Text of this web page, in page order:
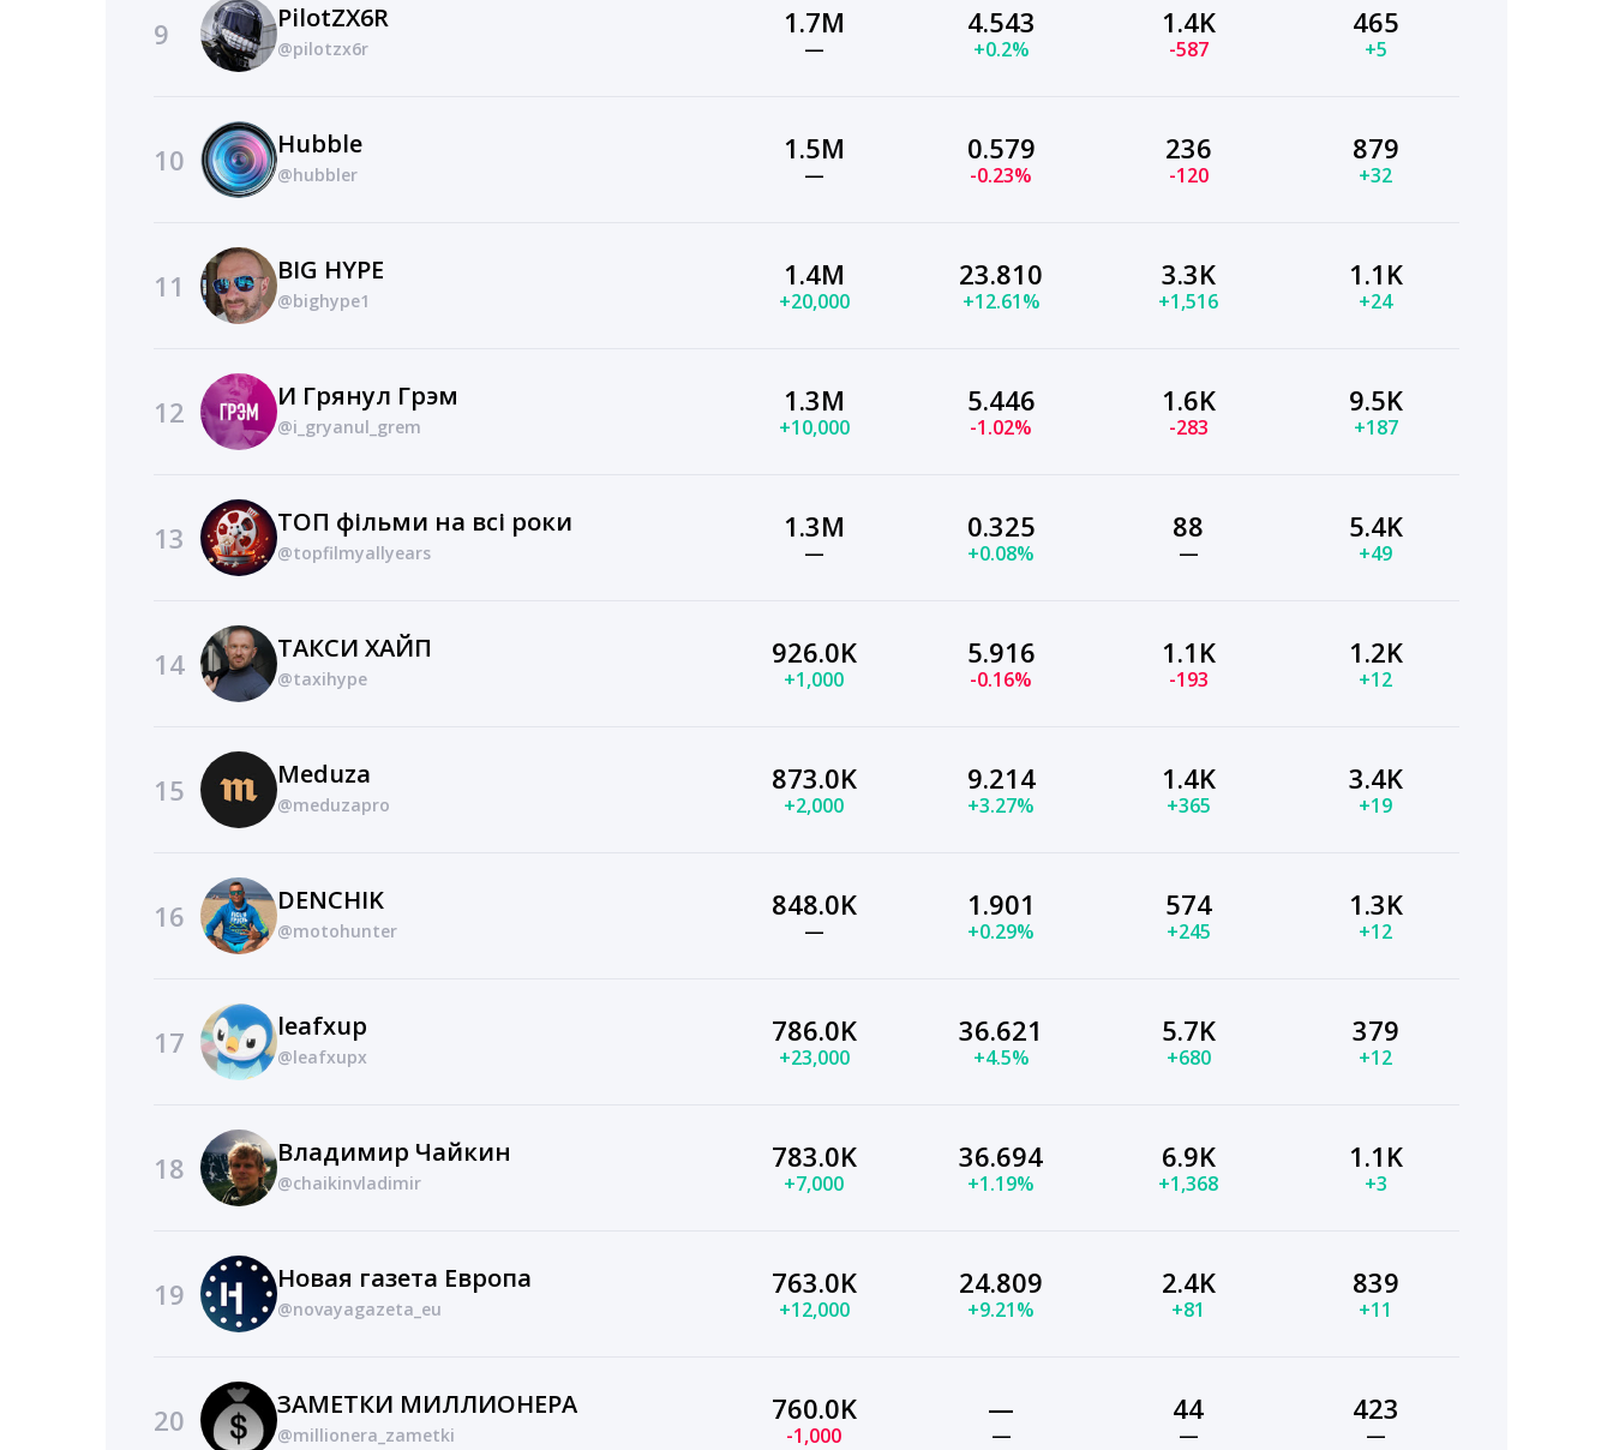
9 PilotZX6R
@pilotzx6r
1.7M
—
4.543
+0.2%
1.4K
-587
465
+5
10 Hubble
@hubbler
1.5M
—
0.579
-0.23%
236
-120
879
+32
11 BIG HYPE
@bighype1
1.4M
+20,000
23.810
+12.61%
3.3K
+1,516
1.1K
+24
12 И Грянул Грэм
@i_gryanul_grem
1.3M
+10,000
5.446
-1.02%
1.6K
-283
9.5K
+187
13 ТОП фільми на всі роки
@topfilmyallyears
1.3M
—
0.325
+0.08%
88
—
5.4K
+49
14 ТАКСИ ХАЙП
@taxihype
926.0K
+1,000
5.916
-0.16%
1.1K
-193
1.2K
+12
15 Meduza
@meduzapro
873.0K
+2,000
9.214
+3.27%
1.4K
+365
3.4K
+19
16 DENCHIK
@motohunter
848.0K
—
1.901
+0.29%
574
+245
1.3K
+12
17 leafxup
@leafxupx
786.0K
+23,000
36.621
+4.5%
5.7K
+680
379
+12
18 Владимир Чайкин
@chaikinvladimir
783.0K
+7,000
36.694
+1.19%
6.9K
+1,368
1.1K
+3
19 Новая газета Европа
@novayagazeta_eu
763.0K
+12,000
24.809
+9.21%
2.4K
+81
839
+11
20 ЗАМЕТКИ МИЛЛИОНЕРА
@millionera_zametki
760.0K
-1,000
—
—
44
—
423
—